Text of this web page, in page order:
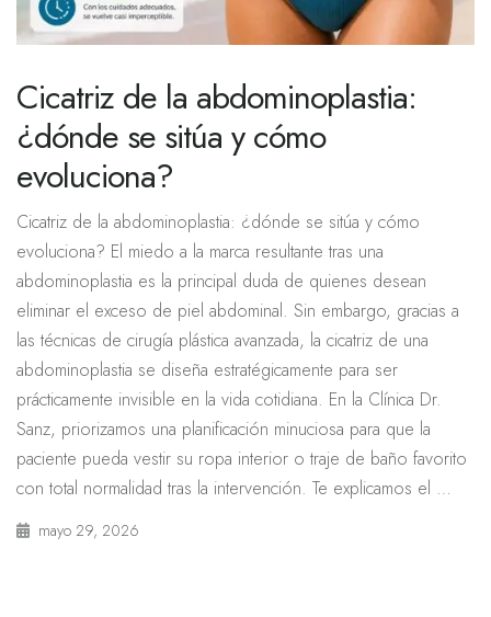
Cicatriz de la abdominoplastia:
¿dónde se sitúa y cómo
evoluciona?
Cicatriz de la abdominoplastia: ¿dónde se sitúa y cómo
evoluciona? El miedo a la marca resultante tras una
abdominoplastia es la principal duda de quienes desean
eliminar el exceso de piel abdominal. Sin embargo, gracias a
las técnicas de cirugía plástica avanzada, la cicatriz de una
abdominoplastia se diseña estratégicamente para ser
prácticamente invisible en la vida cotidiana. En la Clínica Dr.
Sanz, priorizamos una planificación minuciosa para que la
paciente pueda vestir su ropa interior o traje de baño favorito
con total normalidad tras la intervención. Te explicamos el …
mayo 29, 2026